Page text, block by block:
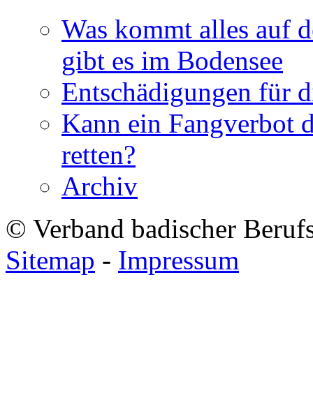
Was kommt alles auf
gibt es im Bodensee
Entschädigungen für
Kann ein Fangverbot
retten?
Archiv
© Verband badischer
Sitemap - Impressum